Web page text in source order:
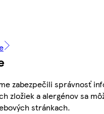
zabezpečili správnosť
zložiek a alergénov sa
stránkach.